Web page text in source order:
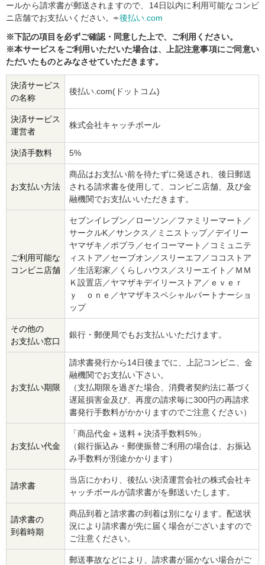
ールから請求書が郵送されますので、14日以内に利用可能なコンビ
ニ店舗でお支払いください。
後払い.com
※下記の項目を必ずご確認・同意した上で、ご利用ください。
※本サービスをご利用いただいた場合は、上記注意事項にご同意い
ただいたものとみなさせていただきます。
決済サービス
の名称
後払い.com(ドットコム)
決済サービス
運営者
株式会社キャッチボール
決済手数料 5%
お支払い方法
商品はお支払い前を待たずに発送され、後日郵送
される請求書を使用して、コンビニ店舗、及び金
融機関でお支払いいただきます。
ご利用可能な
コンビニ店舗
セブンイレブン／ローソン／ファミリーマート／
サークルK／サンクス／ミニストップ／デイリー
ヤマザキ／ポプラ／セイコーマート／コミュニテ
ィストア／セーブオン／スリーエフ／ココストア
／生活彩家／くらしハウス／スリーエイト／ＭＭ
Ｋ設置店／ヤマザキデイリーストア／ｅｖｅｒ
ｙ ｏｎｅ／ヤマザキスペシャルパートナーショ
ップ
その他の
お支払い窓口
銀行・郵便局でもお支払いいただけます。
お支払い期限
請求書発行から14日後までに、上記コンビニ、金
融機関でお支払い下さい。
（支払期限を過ぎた場合、消費者契約法に基づく
遅延損害金及び、再度の請求毎に300円の再請求
書発行手数料がかかりますのでご注意ください）
お支払い代金
「商品代金＋送料＋決済手数料5%」
（銀行振込み・郵便振替ご利用の場合は、お振込
み手数料が別途かかります）
請求書
当店にかわり、後払い決済運営会社の株式会社キ
ャッチボールが請求書がを郵送いたします。
請求書の
到着時期
商品到着と請求書の到着は別になります。配送状
況により請求書が先に届く場合がございますので
ご注意ください。
郵送事故などにより、請求書が届かない場合がご